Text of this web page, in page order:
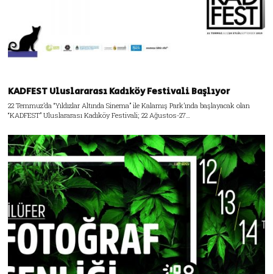
KADFEST Uluslararası Kadıköy Festivali Başlıyor
22 Temmuz’da “Yıldızlar Altında Sinema” ile Kalamış Park’ında başlayacak olan
“KADFEST” Uluslararası Kadıköy Festivali; 22 Ağustos-27…